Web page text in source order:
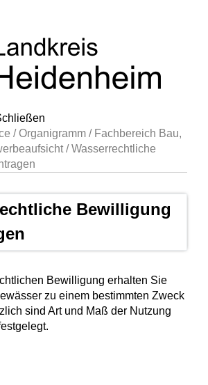
/Organigramm / Fachbereich Bau,
/Wasserrechtliche
Bewilligung
Bewilligung erhalten Sie
zu einem bestimmten Zweck
sind Art und Maß der Nutzung